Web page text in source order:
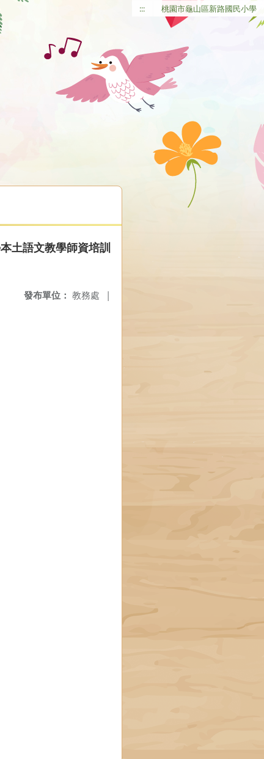
::: 桃園市龜山區新路國民小學
土語文教學師資培訓
發布單位： 教務處 |